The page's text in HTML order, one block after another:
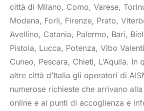
città di Milano, Como, Varese,
Modena, Forli, Firenze, Prato,
Avellino, Catania, Palermo, Bari,
Pistoia, Lucca, Potenza, Vibo
Cuneo, Pescara, Chieti, L’Aquila. In
altre città d’Italia gli operatori di
numerose richieste che arrivano
online e ai punti di accoglienza e